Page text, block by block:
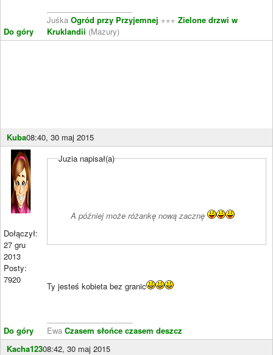
Do góry
Juśka Ogród przy Przyjemnej +++ Zielone drzwi w
Kruklandii (Mazury)
Kuba08:40, 30 maj 2015
Dołączył:
27 gru
2013
Posty:
7920
Do góry
Juzia napisał(a)
A później może różankę nową zacznę
Ty jesteś kobieta bez granic
Ewa Czasem słońce czasem deszcz
Kacha12308:42, 30 maj 2015